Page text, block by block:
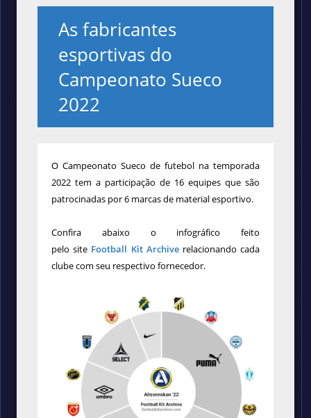
As fabricantes
esportivas do
Campeonato Sueco
2022
O Campeonato Sueco de futebol na temporada
2022 tem a participação de 16 equipes que são
patrocinadas por 6 marcas de material esportivo.
Confira abaixo o infográfico feito
pelosite Football Kit Archive relacionando cada
clube com seu respectivo fornecedor.